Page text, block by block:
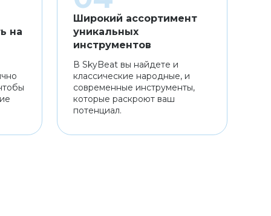
на
Широкий ассортимент
уникальных
инструментов
В SkyBeat вы найдете и
классические народные, и
современные инструменты,
которые раскроют ваш
потенциал.